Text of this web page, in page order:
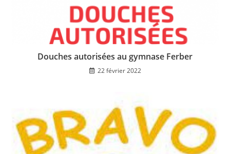
Douches autorisées au gymnase Ferber
22 février 2022